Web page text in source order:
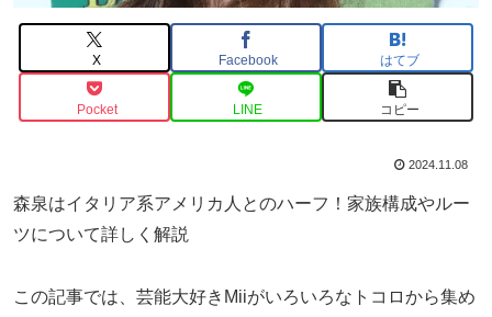
X Facebook はてブ
Pocket LINE コピー
2024.11.08
森泉はイタリア系アメリカ人とのハーフ！家族構成やルー
ツについて詳しく解説
この記事では、芸能大好きMiiがいろいろなトコロから集め